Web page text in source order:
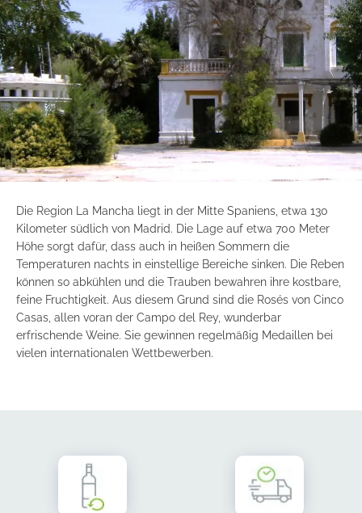
Die Region La Mancha liegt in der Mitte Spaniens, etwa 130
Kilometer südlich von Madrid. Die Lage auf etwa 700 Meter
Höhe sorgt dafür, dass auch in heißen Sommern die
Temperaturen nachts in einstellige Bereiche sinken. Die Reben
können so abkühlen und die Trauben bewahren ihre kostbare,
feine Fruchtigkeit. Aus diesem Grund sind die Rosés von Cinco
Casas, allen voran der Campo del Rey, wunderbar
erfrischende Weine. Sie gewinnen regelmäßig Medaillen bei
vielen internationalen Wettbewerben.